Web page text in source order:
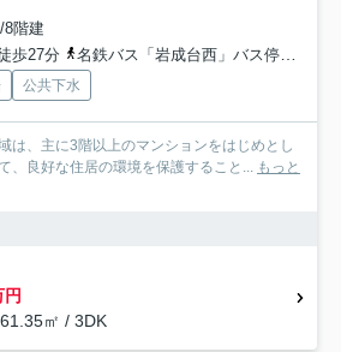
8階建
歩27分
名鉄バス「岩成台西」バス停下車 徒歩7分
公共下水
は、主に3階以上のマンションをはじめとし
、良好な住居の環境を保護すること... もっと
㎡ / 3DK